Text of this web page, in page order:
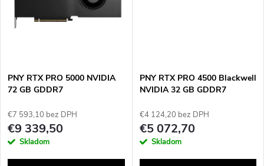
k
o
v
t
v
PNY RTX PRO 5000 NVIDIA
72 GB GDDR7
€7 593,10 bez DPH
€9 339,50
Skladom
PNY RTX PRO 4500 Blackwell
NVIDIA 32 GB GDDR7
€4 124,20 bez DPH
€5 072,70
Skladom